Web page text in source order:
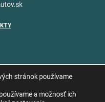
stránok používame
a možnosť ich